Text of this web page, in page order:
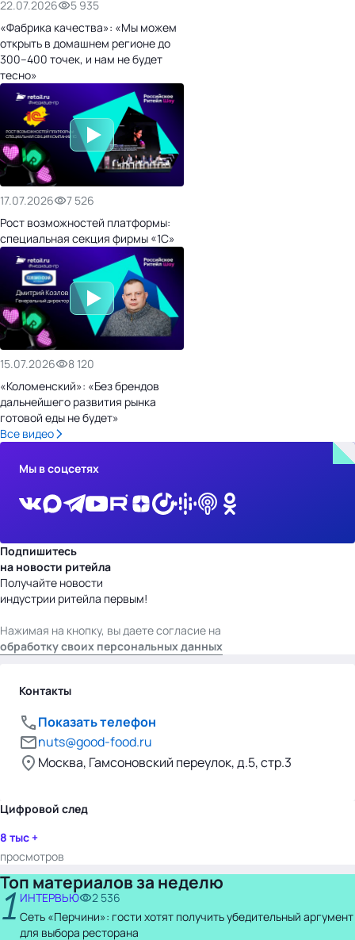
22.07.2026
5 935
«Фабрика качества»: «Мы можем
открыть в домашнем регионе до
300–400 точек, и нам не будет
тесно»
17.07.2026
7 526
Рост возможностей платформы:
специальная секция фирмы «1С»
15.07.2026
8 120
«Коломенский»: «Без брендов
дальнейшего развития рынка
готовой еды не будет»
Все видео
Мы в соцсетях
Подпишитесь
на новости ритейла
Получайте новости
индустрии ритейла первым!
Нажимая на кнопку, вы даете согласие на
обработку своих персональных данных
Контакты
Показать телефон
nuts@good-food.ru
Москва, Гамсоновский переулок, д.5, стр.3
Цифровой след
8 тыс +
просмотров
Топ материалов за неделю
1 ИНТЕРВЬЮ
2 536
Сеть «Перчини»: гости хотят получить убедительный аргумент
для выбора ресторана